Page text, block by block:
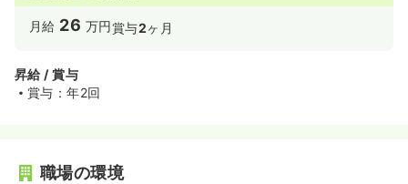
月給 26 万円賞与2ヶ月
昇給 / 賞与
賞与：年2回
職場の環境